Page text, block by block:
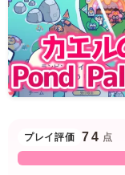
プレイ評価 74 点